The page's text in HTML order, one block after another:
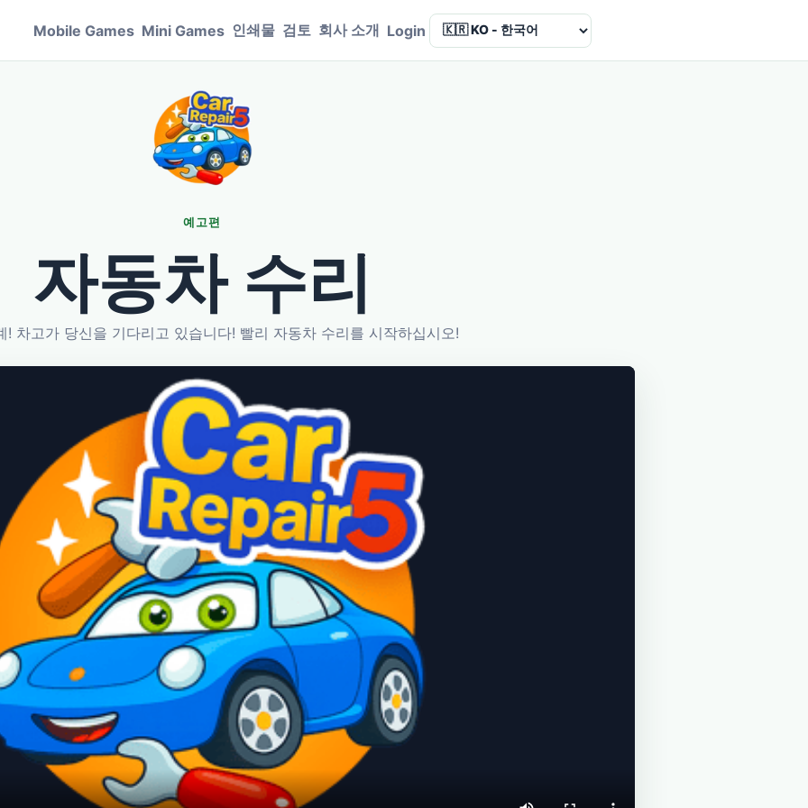
Mobile Games Mini Games 인쇄물 검토 회사 소개 Login Language
예고편
자동차 수리
! 차고가 당신을 기다리고 있습니다! 빨리 자동차 수리를 시작하십시오!